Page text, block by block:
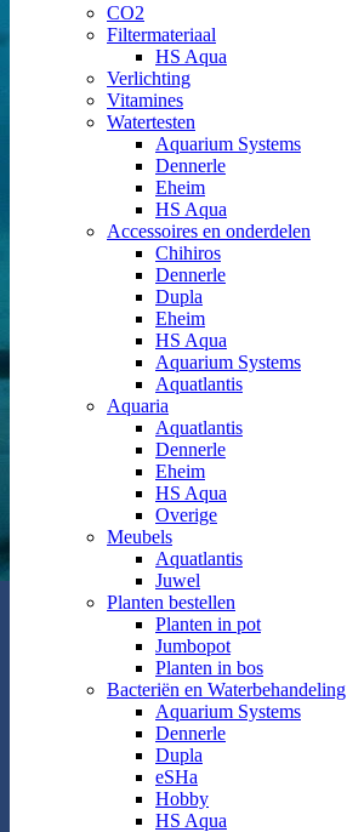
CO2
Filtermateriaal
HS Aqua
Verlichting
Vitamines
Watertesten
Aquarium Systems
Dennerle
Eheim
HS Aqua
Accessoires en onderdelen
Chihiros
Dennerle
Dupla
Eheim
HS Aqua
Aquarium Systems
Aquatlantis
Aquaria
Aquatlantis
Dennerle
Eheim
HS Aqua
Overige
Meubels
Aquatlantis
Juwel
Planten bestellen
Planten in pot
Jumbopot
Planten in bos
Bacteriën en Waterbehandeling
Aquarium Systems
Dennerle
Dupla
eSHa
Hobby
HS Aqua